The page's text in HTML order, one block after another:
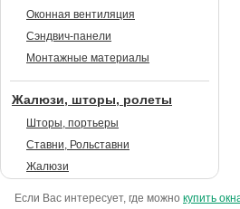
Оконная вентиляция
Сэндвич-панели
Монтажные материалы
Жалюзи, шторы, ролеты
Шторы, портьеры
Ставни, Рольставни
Жалюзи
Если Вас интересует, где можно купить